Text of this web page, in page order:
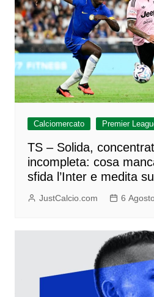
Calciomercato Premier
TS – Solida,
incompleta: cosa
sfida l’Inter e medita
JustCalcio.com 6